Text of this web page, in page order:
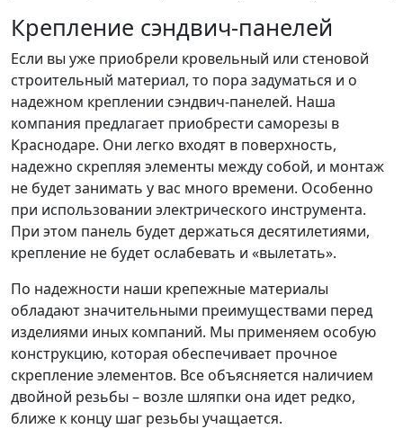
Крепление сэндвич-панелей
Если вы уже приобрели кровельный или стеновой
строительный материал, то пора задуматься и о
надежном креплении сэндвич-панелей. Наша
компания предлагает приобрести саморезы в
Краснодаре. Они легко входят в поверхность,
надежно скрепляя элементы между собой, и монтаж
не будет занимать у вас много времени. Особенно
при использовании электрического инструмента.
При этом панель будет держаться десятилетиями,
крепление не будет ослабевать и «вылетать».
По надежности наши крепежные материалы
обладают значительными преимуществами перед
изделиями иных компаний. Мы применяем особую
конструкцию, которая обеспечивает прочное
скрепление элементов. Все объясняется наличием
двойной резьбы – возле шляпки она идет редко,
ближе к концу шаг резьбы учащается.